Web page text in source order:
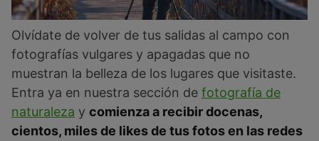
Olvídate de volver de tus salidas al campo con
fotografías vulgares y apagadas que no
muestran la belleza de los lugares que visitaste.
Entra ya en nuestra sección de fotografía de
naturaleza y comienza a recibir docenas,
cientos, miles de likes de tus fotos en las redes